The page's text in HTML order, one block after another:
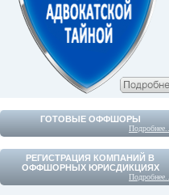
ГОТОВЫЕ ОФФШОРЫ
Подробнее...
РЕГИСТРАЦИЯ КОМПАНИЙ В
ОФФШОРНЫХ ЮРИСДИКЦИЯХ
Подробнее...